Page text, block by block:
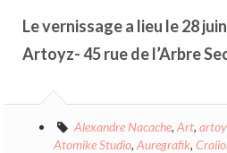
Le vernissage a lieu le 28
Artoyz- 45 rue de l’Arbre
Alexandre Nacache, Art,
Atomike Studio, Auregrafik,